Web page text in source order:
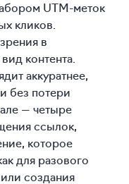
UTM-меток
кликов.
в
контента.
аккуратнее,
без потери
— четыре
ссылок,
которое
для разового
создания